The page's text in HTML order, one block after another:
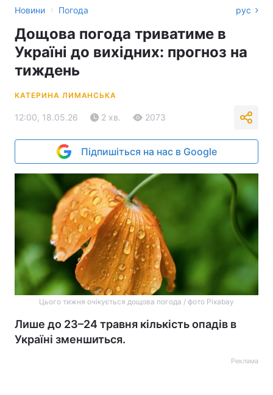
Новини › Погода рус
Дощова погода триватиме в
Україні до вихідних: прогноз на
тиждень
КАТЕРИНА ЛИМАНСЬКА
12:00, 18.05.26 2 хв. 2073
Підпишіться на нас в Google
Цього тижня очікується дощова погода / фото Pixabay
Лише до 23–24 травня кількість опадів в
Україні зменшиться.
Реклама